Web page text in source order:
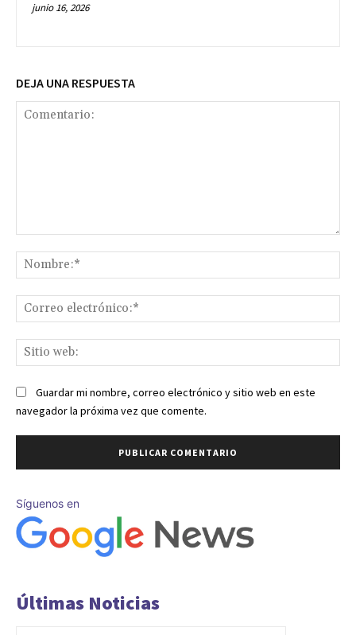
junio 16, 2026
DEJA UNA RESPUESTA
Guardar mi nombre, correo electrónico y sitio web en este
navegador la próxima vez que comente.
Síguenos en
Últimas Noticias